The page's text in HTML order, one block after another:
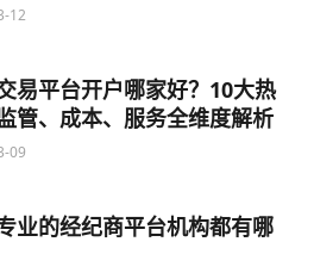
12
易平台开户哪家好？10大热
管、成本、服务全维度解析
09
业的经纪商平台机构都有哪